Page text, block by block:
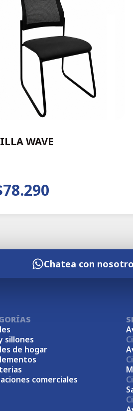
WAVE
Chatea con
sillones
de hogar
comerciales